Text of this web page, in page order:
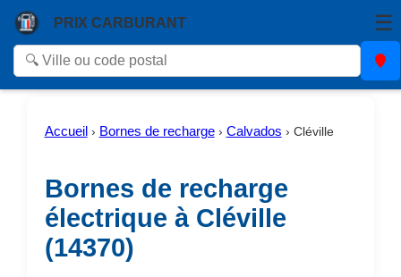
PRIX CARBURANT ☰
Accueil › Bornes de recharge› Calvados › Cléville
Bornes de recharge
électrique à Cléville
(14370)